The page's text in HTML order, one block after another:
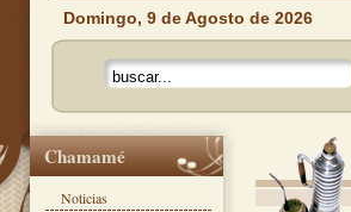
Domingo, 9 de Agosto de 2026
Chamamé
Noticias